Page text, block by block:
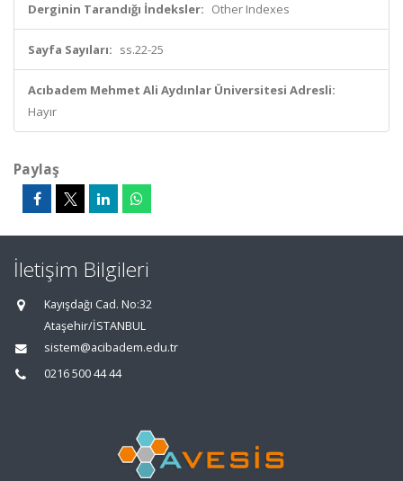
Derginin Tarandığı İndeksler: Other Indexes
Sayfa Sayıları: ss.22-25
Acıbadem Mehmet Ali Aydınlar Üniversitesi Adresli:
Hayır
Paylaş
İletişim Bilgileri
Kayışdağı Cad. No:32
Ataşehir/İSTANBUL
sistem@acibadem.edu.tr
0216 500 44 44